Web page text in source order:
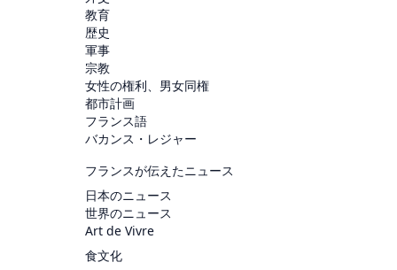
教育
歴史
軍事
宗教
女性の権利、男女同権
都市計画
フランス語
バカンス・レジャー
フランスが伝えたニュース
日本のニュース
世界のニュース
Art de Vivre
食文化